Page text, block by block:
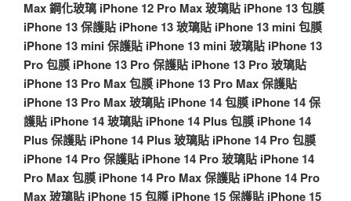
Max 鋼化玻璃 iPhone 12 Pro Max 玻璃貼 iPhone 13 包膜
iPhone 13 保護貼 iPhone 13 玻璃貼 iPhone 13 mini 包膜
iPhone 13 mini 保護貼 iPhone 13 mini 玻璃貼 iPhone 13
Pro 包膜 iPhone 13 Pro 保護貼 iPhone 13 Pro 玻璃貼
iPhone 13 Pro Max 包膜 iPhone 13 Pro Max 保護貼
iPhone 13 Pro Max 玻璃貼 iPhone 14 包膜 iPhone 14 保
護貼 iPhone 14 玻璃貼 iPhone 14 Plus 包膜 iPhone 14
Plus 保護貼 iPhone 14 Plus 玻璃貼 iPhone 14 Pro 包膜
iPhone 14 Pro 保護貼 iPhone 14 Pro 玻璃貼 iPhone 14
Pro Max 包膜 iPhone 14 Pro Max 保護貼 iPhone 14 Pro
Max 玻璃貼 iPhone 15 包膜 iPhone 15 保護貼 iPhone 15